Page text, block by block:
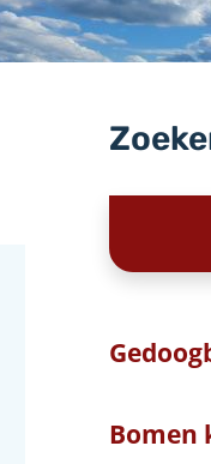
Bomen